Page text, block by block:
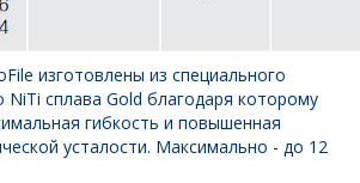
изготовлены из специального
сплава Gold благодаря которому
гибкость и повышенная
усталости. Максимально - до 12